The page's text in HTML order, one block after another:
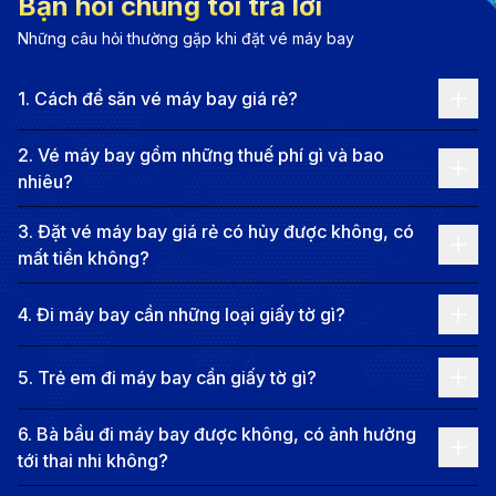
phát triển, vừa giữ được nét cổ kính.
Bên cạnh vẻ đẹp thiên nhiên, Denver còn nổi bật với
nền văn hóa đa dạng và phong phú. Các bảo tàng
nghệ thuật nổi tiếng, khu phố nghệ thuật và những
quán cà phê độc đáo mang lại cho du khách nhiều cơ
Thành phố cũng được biết đến với các khu chợ nông
sản sôi động, những công viên rộng lớn và những
không gian thư giãn lý tưởng. Với sự kết hợp hoàn hảo
động, Denver chắc chắn sẽ mang đến cho bạn những
trải nghiệm tuyệt vời và đáng nhớ.
Thông tin chuyến bay từ Đà Nẵng đi
Những câu hỏi thường gặp khi đặt vé máy bay
1. Cách để săn vé máy bay giá rẻ?
2. Vé máy bay gồm những thuế phí gì và bao
nhiêu?
3. Đặt vé máy bay giá rẻ có hủy được không, có
mất tiền không?
4. Đi máy bay cần những loại giấy tờ gì?
5. Trẻ em đi máy bay cần giấy tờ gì?
6. Bà bầu đi máy bay được không, có ảnh hưởng
tới thai nhi không?